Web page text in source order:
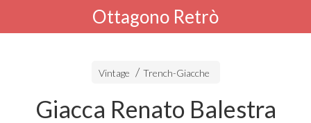
Ottagono Retrò
Vintage Trench-Giacche
Giacca Renato Balestra